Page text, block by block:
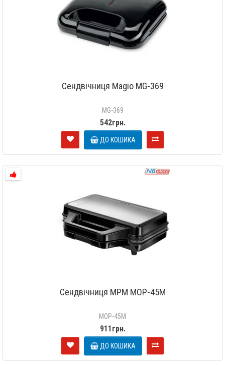
Сендвічниця Magio МG-369
МG-369
542грн.
ДО КОШИКА
Сендвічниця MPM MOP-45M
MOP-45M
911грн.
ДО КОШИКА